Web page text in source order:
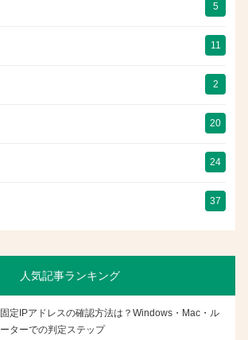
5
11
2
20
24
37
人気記事ランキング
固定IPアドレスの確認方法は？Windows・Mac・ル
ーターでの判定ステップ